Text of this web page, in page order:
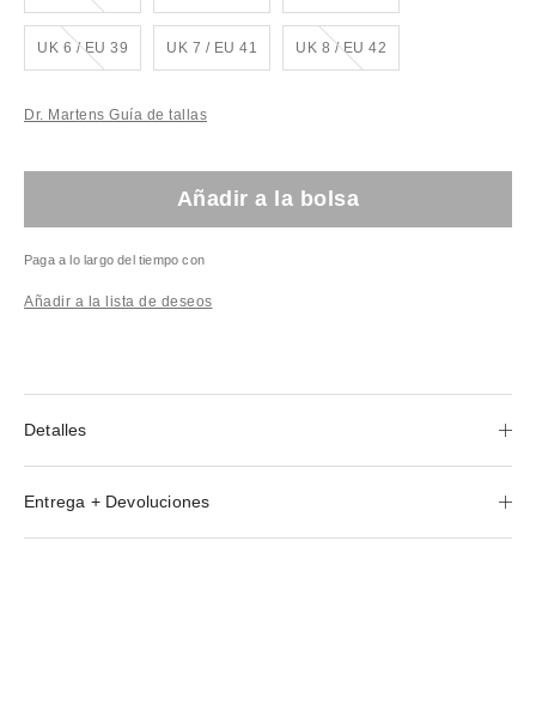
UK 6 / EU 39
¡Agotado! UK 7 / EU 41 UK 8 / EU 42
¡Agotado!
Dr. Martens Guía de tallas
Añadir a la bolsa
Paga a lo largo del tiempo con
Añadir a la lista de deseos
Detalles
Entrega + Devoluciones